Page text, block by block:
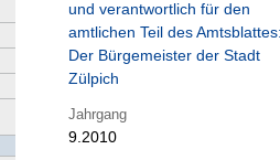
und verantwortlich für den
amtlichen Teil des
Der Bürgemeister der Stadt
Zülpich
Jahrgang
9.2010